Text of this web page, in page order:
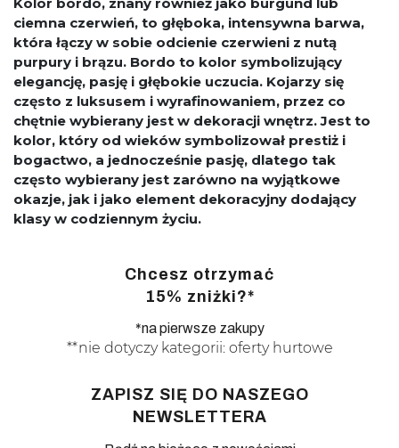
ciemna czerwień, to głęboka, intensywna barwa,
która łączy w sobie odcienie czerwieni z nutą
purpury i brązu. Bordo to kolor symbolizujący
elegancję, pasję i głębokie uczucia. Kojarzy się
często z luksusem i wyrafinowaniem, przez co
chętnie wybierany jest w dekoracji wnętrz. Jest to
kolor, który od wieków symbolizował prestiż i
bogactwo, a jednocześnie pasję, dlatego tak
często wybierany jest zarówno na wyjątkowe
okazje, jak i jako element dekoracyjny dodający
klasy w codziennym życiu.
Chcesz otrzymać
15% zniżki?*
*na pierwsze zakupy
**nie dotyczy kategorii: oferty hurtowe
ZAPISZ SIĘ DO NASZEGO
NEWSLETTERA